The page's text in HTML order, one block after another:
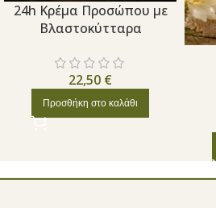
24h Κρέμα Προσώπου με
Βλαστοκύτταρα
22,50 €
Προσθήκη στο καλάθι